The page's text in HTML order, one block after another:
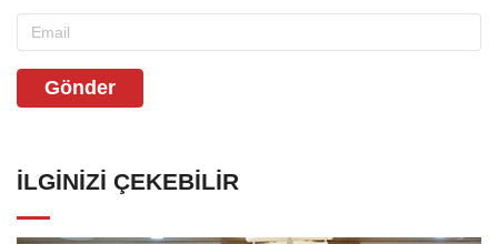
Gönder
İLGINIZI ÇEKEBILIR